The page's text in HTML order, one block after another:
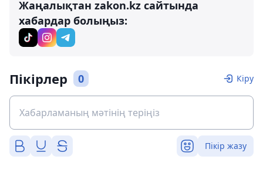
Жаңалықтан zakon.kz сайтында
хабардар болыңыз:
Пікірлер 0 Кіру
Пікір жазу